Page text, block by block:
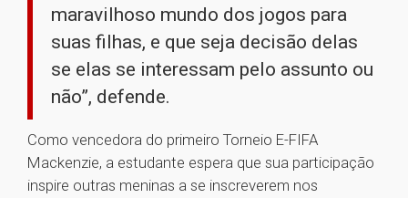
maravilhoso mundo dos jogos para
suas filhas, e que seja decisão delas
se elas se interessam pelo assunto ou
não”, defende.
Como vencedora do primeiro Torneio E-FIFA
Mackenzie, a estudante espera que sua participação
inspire outras meninas a se inscreverem nos